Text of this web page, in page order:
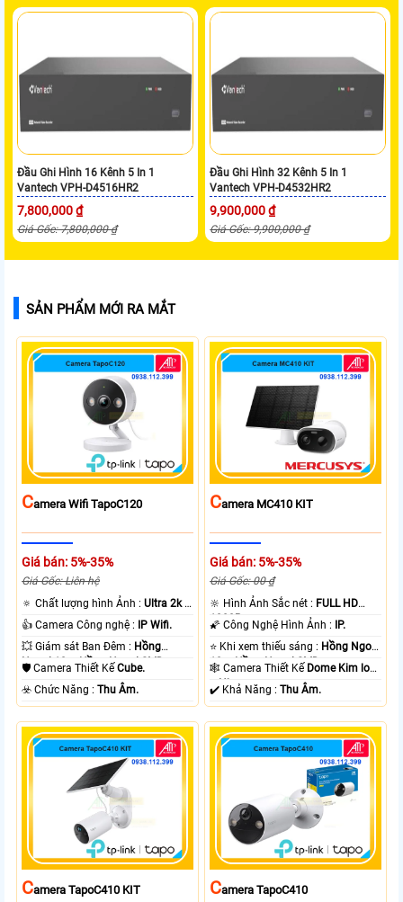
Đầu Ghi Hình 16 Kênh 5 In 1
Vantech VPH-D4516HR2
7,800,000 ₫
Giá Gốc: 7,800,000 ₫
Đầu Ghi Hình 32 Kênh 5 In 1
Vantech VPH-D4532HR2
9,900,000 ₫
Giá Gốc: 9,900,000 ₫
SẢN PHẨM MỚI RA MẮT
CAmera Wifi TapoC120
Giá bán: 5%-35%
Giá Gốc: Liên hệ
🔅 Chất lượng hình Ảnh :Ultra 2k +
.
👍 Camera Công nghệ :
IP Wifi.
💥 Giám sát Ban Đêm : Hồng
Ngoại 10m Hồng Ngoại SMD.
🛡 Camera Thiết KếCube.
️☣️ Chức Năng :Thu Âm.
CAmera MC410 KIT
Giá bán: 5%-35%
Giá Gốc: 00 ₫
🔆 Hình Ảnh Sắc nét : FULL HD
1080P .
🌠 Công Nghệ Hình Ảnh :
IP.
⭐ Khi xem thiếu sáng : Hồng Ngoại
10m Hồng Ngoại SMD.
🕸️ Camera Thiết Kế Dome Kim loại
+ Nhựa.
️✔️ Khả Năng :Thu Âm.
CAmera TapoC410 KIT CAmera TapoC410